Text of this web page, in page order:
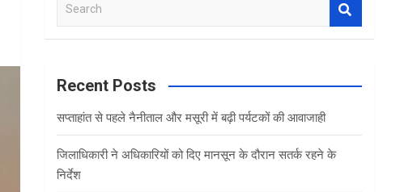
a
c
Recent Posts
सप्ताहांत से पहले नैनीताल और मसूरी में बढ़ी पर्यटकों की आवाजाही
जिलाधिकारी ने अधिकारियों को दिए मानसून के दौरान सतर्क रहने के
निर्देश